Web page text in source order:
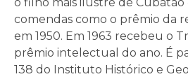
o filho mais ilustre de
comendas como o prêmio da
em 1950. Em 1963 recebeu o
prêmio intelectual do ano. É
138 do Instituto Histórico e